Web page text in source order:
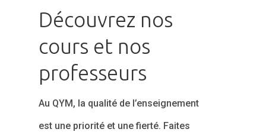
Découvrez nos
cours et nos
professeurs
Au QYM, la qualité de l’enseignement
est une priorité et une fierté. Faites